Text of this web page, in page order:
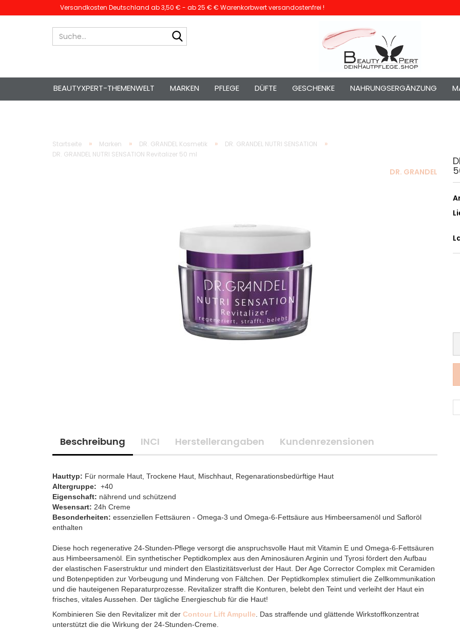
Versandkosten Deutschland ab 3,50 € - ab 25 € € Warenkorbwert versandostenfrei !
BEAUTYXPERT-THEMENWELT MARKEN PFLEGE DÜFTE GESCHENKE NAHRUNGSERGÄNZUNG
Startseite » Marken » DR. GRANDEL Kosmetik » DR. GRANDEL NUTRI SENSATION »
DR. GRANDEL NUTRI SENSATION Revitalizer 50 ml
DR. GRANDEL
Beschreibung INCI Herstellerangaben Kundenrezensionen
Hauttyp: Für normale Haut, Trockene Haut, Mischhaut, Regenarationsbedürftige Haut
Altergruppe: +40
Eigenschaft: nährend und schützend
Wesensart: 24h Creme
Besonderheiten: essenziellen Fettsäuren - Omega-3 und Omega-6-Fettsäure aus Himbeersamenöl und Safloröl
enthalten
Diese hoch regenerative 24-Stunden-Pflege versorgt die anspruchsvolle Haut mit Vitamin E und Omega-6-Fettsäuren
aus Himbeersamenöl. Ein synthetischer Peptidkomplex aus den Aminosäuren Arginin und Tyrosi fördert den Aufbau
der elastischen Faserstruktur und mindert den Elastizitätsverlust der Haut. Der Age Corrector Complex mit Ceramiden
und Botenpeptiden zur Vorbeugung und Minderung von Fältchen. Der Peptidkomplex stimuliert die Zellkommunikation
und die hauteigenen Reparaturprozesse. Revitalizer strafft die Konturen, belebt den Teint und verleiht der Haut ein
frisches, vitales Aussehen. Der tägliche Energieschub für die Haut!
Kombinieren Sie den Revitalizer mit der Contour Lift Ampulle . Das straffende und glättende Wirkstoffkonzentrat
unterstützt die die Wirkung der 24-Stunden-Creme.